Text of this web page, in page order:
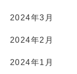
2024年3月
2024年2月
2024年1月